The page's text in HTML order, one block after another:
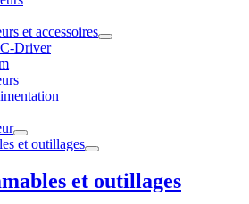
et accessoires
Driver
et outillages
et outillages